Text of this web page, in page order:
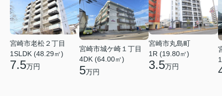
宮崎市老松２丁目
1SLDK (48.29㎡)
7.5万円
宮崎市城ケ崎１丁目
4DK (64.00㎡)
5万円
宮崎市丸島町
1R (19.80㎡)
3.5万円